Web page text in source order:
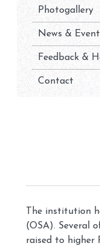
Photogallery
News &
Feedback &
Contact
The institution
(OSA). Several
raised to higher